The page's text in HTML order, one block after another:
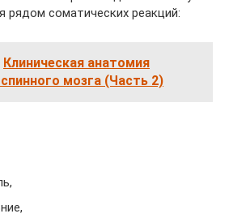
рядом соматических реакций:
Клиническая анатомия
мозга (Часть 2)